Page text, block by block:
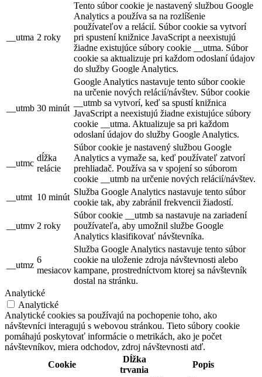
__utma 2 roky
Tento súbor cookie je nastavený službou Google
Analytics a používa sa na rozlíšenie
používateľov a relácií. Súbor cookie sa vytvorí
pri spustení knižnice JavaScript a neexistujú
žiadne existujúce súbory cookie __utma. Súbor
cookie sa aktualizuje pri každom odoslaní údajov
do služby Google Analytics.
__utmb 30 minút
Google Analytics nastavuje tento súbor cookie
na určenie nových relácií/návštev. Súbor cookie
__utmb sa vytvorí, keď sa spustí knižnica
JavaScript a neexistujú žiadne existujúce súbory
cookie __utma. Aktualizuje sa pri každom
odoslaní údajov do služby Google Analytics.
__utmc
dĺžka
relácie
Súbor cookie je nastavený službou Google
Analytics a vymaže sa, keď používateľ zatvorí
prehliadač. Používa sa v spojení so súborom
cookie __utmb na určenie nových relácií/návštev.
__utmt 10 minút
Služba Google Analytics nastavuje tento súbor
cookie tak, aby zabránil frekvencii žiadostí.
__utmv 2 roky
Súbor cookie __utmb sa nastavuje na zariadení
používateľa, aby umožnil službe Google
Analytics klasifikovať návštevníka.
__utmz
6
mesiacov
Služba Google Analytics nastavuje tento súbor
cookie na uloženie zdroja návštevnosti alebo
kampane, prostredníctvom ktorej sa návštevník
dostal na stránku.
Analytické
Analytické
Analytické cookies sa používajú na pochopenie toho, ako
návštevníci interagujú s webovou stránkou. Tieto súbory cookie
pomáhajú poskytovať informácie o metrikách, ako je počet
návštevníkov, miera odchodov, zdroj návštevnosti atď.
Cookie
Dĺžka
trvania
Popis